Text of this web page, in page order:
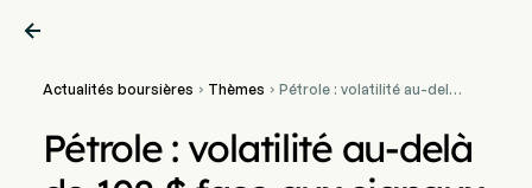

Actualités boursières  Thèmes  Pétrole : volatilité au-delà
États-Unis et l'Iran à
Ormuz
Pétrole : volatilité au-delà